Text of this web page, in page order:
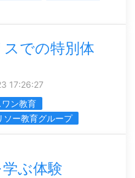
スでの特別体
17:26:27
ワン教育
ソー教育グループ
ぶ体験